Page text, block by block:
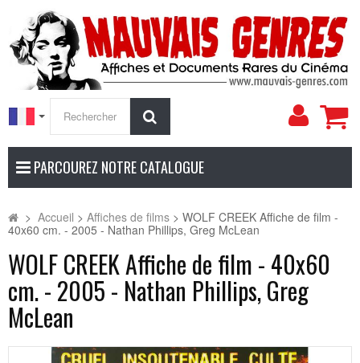
Mon
PARCOUREZ NOTRE CATALOGUE
> Accueil > Affiches de films > WOLF CREEK Affiche de film -
40x60 cm. - 2005 - Nathan Phillips, Greg McLean
WOLF CREEK Affiche de film - 40x60
cm. - 2005 - Nathan Phillips, Greg
McLean